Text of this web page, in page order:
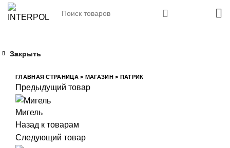
ГЛАВНАЯ СТРАНИЦА> МАГАЗИН> ПАТРИК
Предыдущий товар
Мигель
Назад к товарам
Следующий товар
Закрыть
Закрыть
Закрыть
Закрыть